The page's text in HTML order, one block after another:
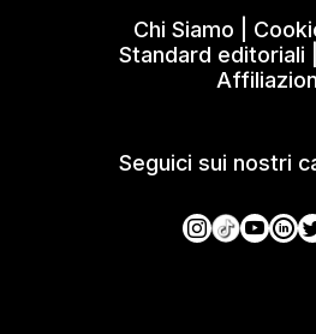
Chi Siamo
Standard editoriali
Seguici sui nostri